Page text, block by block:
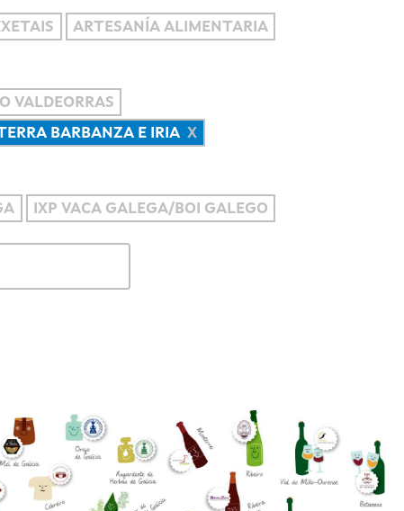
ARTESANÍA ALIMENTARIA
VALDEORRAS
BARBANZA E IRIA
IXP VACA GALEGA/BOI GALEGO